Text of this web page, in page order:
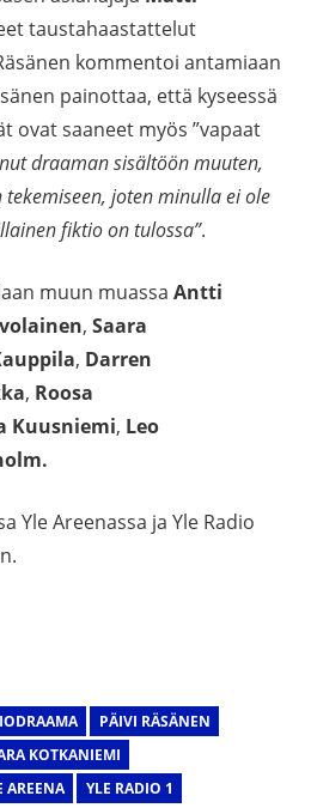
taustahaastattelut
kommentoi antamiaan
painottaa, että kyseessä
ovat saaneet myös ”vapaat
draaman sisältöön muuten,
joten minulla ei ole
fiktio on tulossa”.
muun muassa Antti
, Saara
, Darren
, Roosa
Kuusniemi, Leo
Yle Areenassa ja Yle Radio
PÄIVI RÄSÄNEN
KOTKANIEMI
AREENA YLE RADIO 1